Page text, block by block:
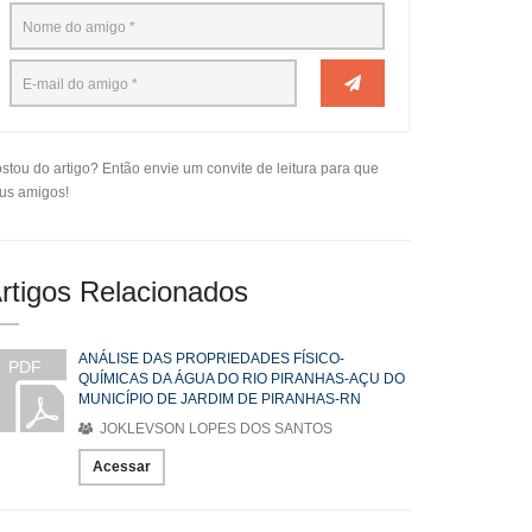
do artigo? Então envie um convite de leitura para que
amigos!
Relacionados
PDF
ANÁLISE DAS PROPRIEDADES FÍSICO-
QUÍMICAS DA ÁGUA DO RIO PIRANHAS-AÇU DO
MUNICÍPIO DE JARDIM DE PIRANHAS-RN
JOKLEVSON LOPES DOS SANTOS
Acessar